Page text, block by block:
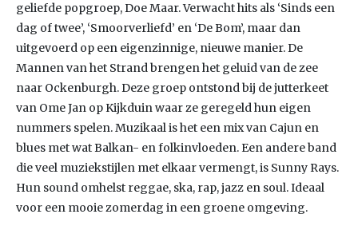
geliefde popgroep, Doe Maar. Verwacht hits als ‘Sinds een
dag of twee’, ‘Smoorverliefd’ en ‘De Bom’, maar dan
uitgevoerd op een eigenzinnige, nieuwe manier. De
Mannen van het Strand brengen het geluid van de zee
naar Ockenburgh. Deze groep ontstond bij de jutterkeet
van Ome Jan op Kijkduin waar ze geregeld hun eigen
nummers spelen. Muzikaal is het een mix van Cajun en
blues met wat Balkan- en folkinvloeden. Een andere band
die veel muziekstijlen met elkaar vermengt, is Sunny Rays.
Hun sound omhelst reggae, ska, rap, jazz en soul. Ideaal
voor een mooie zomerdag in een groene omgeving.